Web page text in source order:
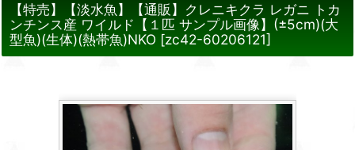
【特売】【淡水魚】【通販】クレニキクラ レガニ トカ
ンチンス産 ワイルド【１匹 サンプル画像】(±5cm)(大
型魚)(生体)(熱帯魚)NKO [zc42-60206121]